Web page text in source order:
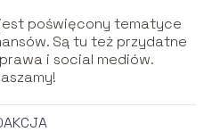
poświęcony tematyce
Są tu też przydatne
i social mediów.